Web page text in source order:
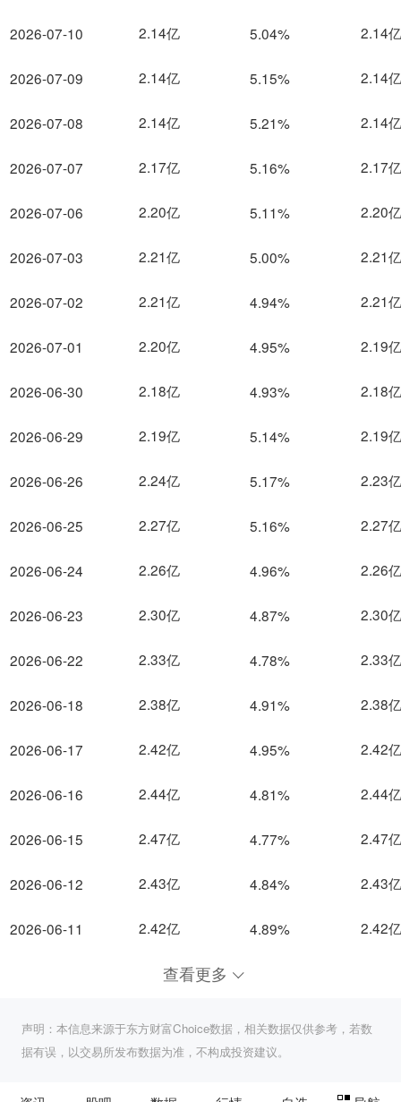
2026-07-10
2026-07-09
2026-07-08
2026-07-07
2026-07-06
2026-07-03
2026-07-02
2026-07-01
2026-06-30
2026-06-29
2026-06-26
2026-06-25
2026-06-24
2026-06-23
2026-06-22
2026-06-18
2026-06-17
2026-06-16
2026-06-15
2026-06-12
2026-06-11
2.14亿 5.04% 2.14亿
2.14亿 5.15% 2.14亿
2.14亿 5.21% 2.14亿
2.17亿 5.16% 2.17亿
2.20亿 5.11% 2.20亿
2.21亿 5.00% 2.21亿
2.21亿 4.94% 2.21亿
2.20亿 4.95% 2.19亿
2.18亿 4.93% 2.18亿
2.19亿 5.14% 2.19亿
2.24亿 5.17% 2.23亿
2.27亿 5.16% 2.27亿
2.26亿 4.96% 2.26亿
2.30亿 4.87% 2.30亿
2.33亿 4.78% 2.33亿
2.38亿 4.91% 2.38亿
2.42亿 4.95% 2.42亿
2.44亿 4.81% 2.44亿
2.47亿 4.77% 2.47亿
2.43亿 4.84% 2.43亿
2.42亿 4.89% 2.42亿
查看更多
声明：本信息来源于东方财富Choice数据，相关数据仅供参考，若数
据有误，以交易所发布数据为准，不构成投资建议。